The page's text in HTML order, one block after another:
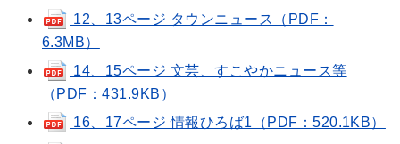
12、13ページ タウンニュース（PDF：
6.3MB）
14、15ページ 文芸、すこやかニュース等
（PDF：431.9KB）
16、17ページ 情報ひろば1（PDF：520.1KB）